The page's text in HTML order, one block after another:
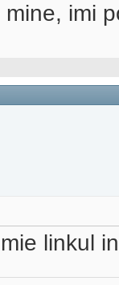
imi
linkul